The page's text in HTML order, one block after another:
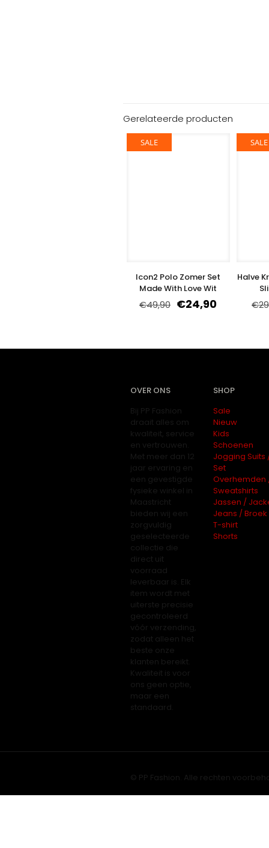
Gerelateerde producten
SALE
Icon2 Polo Zomer Set
Made With Love Wit
€49,90 €24,90
SALE
Halve
€
OVER ONS
Bij PP Fashion
draait alles om
kwaliteit, service
en vertrouwen.
Met meer dan 12
jaar ervaring en
een gevestigde
fysieke winkel in
Maastricht
bieden wij een
zorgvuldig
geselecteerde
collectie die
direct uit
voorraad
leverbaar is. Elk
item wordt met
uiterste precisie
gecontroleerd
vóór verzending,
zodat alleen het
beste onze
klanten bereikt.
Kwaliteit is voor
ons geen optie,
maar een
standaard.
SHOP
Sale
Nieuw
Kids
Schoenen
Jogging Suits
Set
Overhemden
Sweatshirts
Jassen /
Jeans / Broek
T-shirt
Shorts
© PP Fashion. Alle rechten